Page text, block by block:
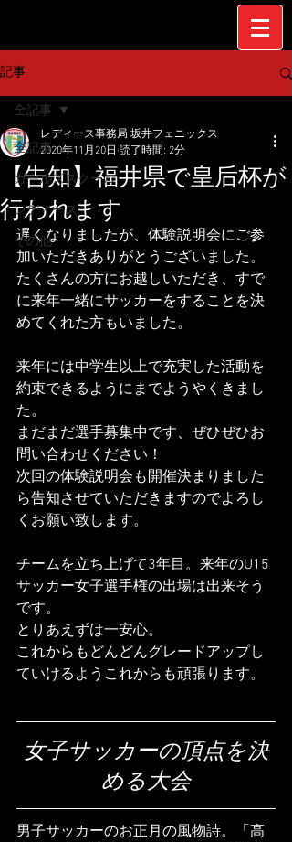
記事
全記事
ガールズスクール
レディース
その他
全記事
【告知】福井県で皇后杯が
行われます
レディース事務局 坂井フェニックス
2020年11月20日 読了時間: 2分
遅くなりましたが、体験説明会にご参
加いただきありがとうございました。
たくさんの方にお越しいただき、すで
に来年一緒にサッカーをすることを決
めてくれた方もいました。
来年には中学生以上で充実した活動を
約束できるようにまでようやくきまし
た。
まだまだ選手募集中です、ぜひぜひお
問い合わせください！
次回の体験説明会も開催決まりました
ら告知させていただきますのでよろし
くお願い致します。
チームを立ち上げて3年目。来年のU15
サッカー女子選手権の出場は出来そう
です。
とりあえずは一安心。
これからもどんどんグレードアップし
ていけるようこれからも頑張ります。
女子サッカーの頂点を決
める大会
男子サッカーのお正月の風物詩。「高